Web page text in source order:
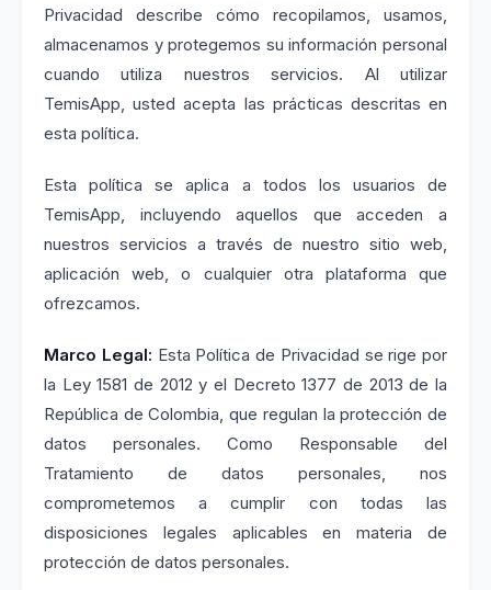
Privacidad describe cómo recopilamos, usamos,
almacenamos y protegemos su información personal
cuando utiliza nuestros servicios. Al utilizar
TemisApp, usted acepta las prácticas descritas en
esta política.
Esta política se aplica a todos los usuarios de
TemisApp, incluyendo aquellos que acceden a
nuestros servicios a través de nuestro sitio web,
aplicación web, o cualquier otra plataforma que
ofrezcamos.
Marco Legal: Esta Política de Privacidad se rige por
la Ley 1581 de 2012 y el Decreto 1377 de 2013 de la
República de Colombia, que regulan la protección de
datos personales. Como Responsable del
Tratamiento de datos personales, nos
comprometemos a cumplir con todas las
disposiciones legales aplicables en materia de
protección de datos personales.